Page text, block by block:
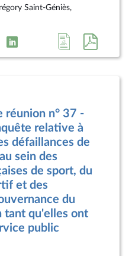
Saint-Géniès,
Accéder
à
document
au
pdf
réunion n° 37 -
relative à
défaillances de
sein des
de sport, du
et des
du
tant qu'elles ont
public